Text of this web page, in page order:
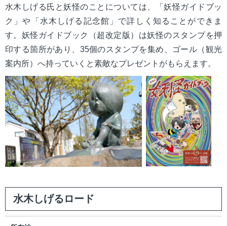
水木しげる氏と妖怪のことについては、「妖怪ガイドブッ
ク」や「水木しげる記念館」で詳しく知ることができま
す。妖怪ガイドブック（超改定版）は妖怪のスタンプを押
印する箇所があり、35個のスタンプを集め、ゴール（観光
案内所）へ持っていくと素敵なプレゼントがもらえます。
水木しげるロード